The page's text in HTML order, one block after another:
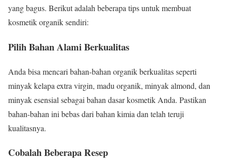
yang bagus. Berikut adalah beberapa tips untuk membuat
kosmetik organik sendiri:
Pilih Bahan Alami Berkualitas
Anda bisa mencari bahan-bahan organik berkualitas seperti
minyak kelapa extra virgin, madu organik, minyak almond, dan
minyak esensial sebagai bahan dasar kosmetik Anda. Pastikan
bahan-bahan ini bebas dari bahan kimia dan telah teruji
kualitasnya.
Cobalah Beberapa Resep